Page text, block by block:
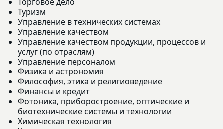
Туризм
Управление в технических системах
Управление качеством
Управление качеством продукции, процессов и
услуг (по отраслям)
Управление персоналом
Физика и астрономия
Философия, этика и религиоведение
Финансы и кредит
Фотоника, приборостроение, оптические и
биотехнические системы и технологии
Химическая технология